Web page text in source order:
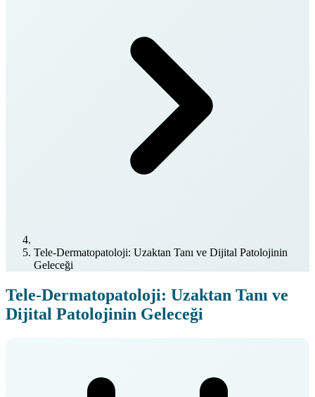
Tele-Dermatopatoloji: Uzaktan Tanı ve Dijital Patolojinin
Geleceği
Tele-Dermatopatoloji: Uzaktan Tanı ve
Dijital Patolojinin Geleceği